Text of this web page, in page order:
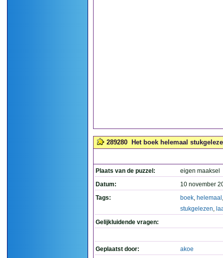
289280 Het boek helemaal
Plaats van de puzzel:
eigen maaksel
Datum:
10 november
Tags:
boek, helemaal ,
stukgelezen,
Gelijkluidende vragen:
Geplaatst door: akoe